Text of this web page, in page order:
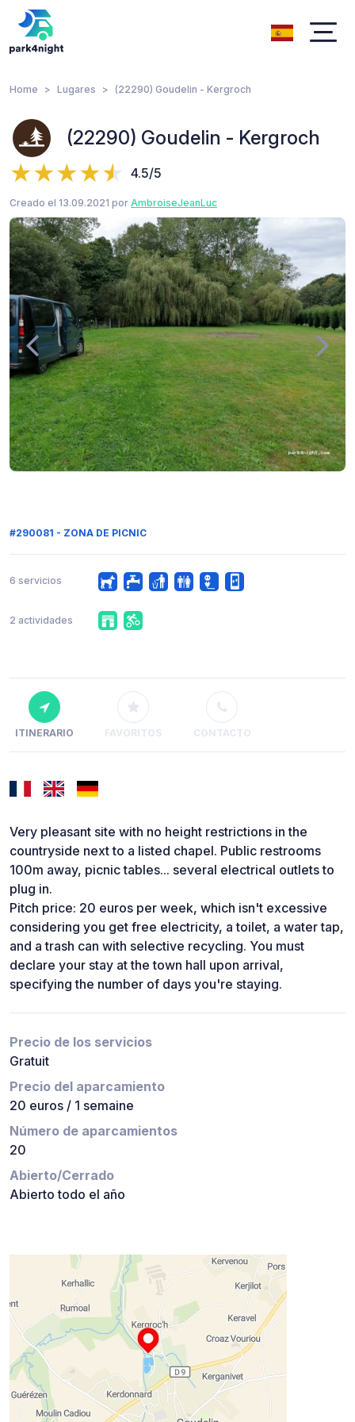
Home Lugares (22290) Goudelin - Kergroch
(22290) Goudelin - Kergroch
4.5/5
Creado el 13.09.2021 por AmbroiseJeanLuc
#290081 - ZONA DE PICNIC
6 servicios
2 actividades
ITINERARIO FAVORITOS CONTACTO
Very pleasant site with no height restrictions in the
countryside next to a listed chapel. Public restrooms
100m away, picnic tables... several electrical outlets to
plug in.
Pitch price: 20 euros per week, which isn't excessive
considering you get free electricity, a toilet, a water tap,
and a trash can with selective recycling. You must
declare your stay at the town hall upon arrival,
specifying the number of days you're staying.
Precio de los servicios
Gratuit
Precio del aparcamiento
20 euros / 1 semaine
Número de aparcamientos
20
Abierto/Cerrado
Abierto todo el año